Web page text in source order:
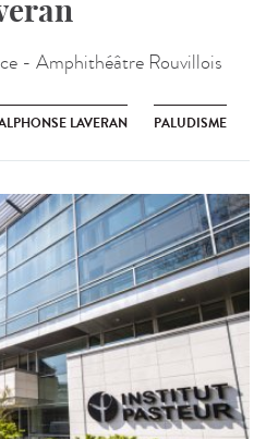
- Amphithéâtre Rouvillois
LAVERAN PALUDISME